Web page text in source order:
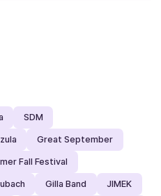
SDM
Great September
Fall Festival
Gilla Band JIMEK